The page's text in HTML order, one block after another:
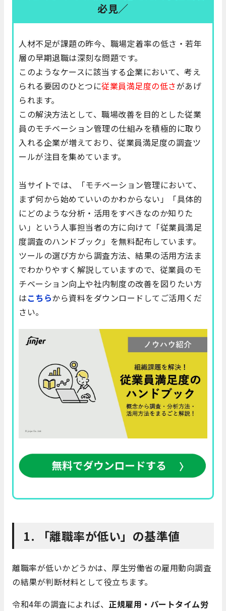
必見／
人材不足が課題の昨今、職場定着率の低さ・若年
層の早期退職は深刻な問題です。
このようなケースに該当する企業において、考え
られる要因のひとつに従業員満足度の低さがあげ
られます。
この解決方法として、職場改善を目的とした従業
員のモチベーション管理の仕組みを積極的に取り
入れる企業が増えており、従業員満足度の調査ツ
ールが注目を集めています。
当サイトでは、「モチベーション管理において、
まず何から始めていいのかわからない」「具体的
にどのような分析・活用をすべきなのか知りた
い」という人事担当者の方に向けて「従業員満足
度調査のハンドブック」を無料配布しています。
ツールの選び方から調査方法、結果の活用方法ま
でわかりやすく解説していますので、従業員のモ
チベーション向上や社内制度の改善を図りたい方
はこちらから資料をダウンロードしてご活用くだ
さい。
1. 「離職率が低い」の基準値
離職率が低いかどうかは、厚生労働省の雇用動向調査
の結果が判断材料として役立ちます。
令和4年の調査によれば、 正規雇用・パートタイム労